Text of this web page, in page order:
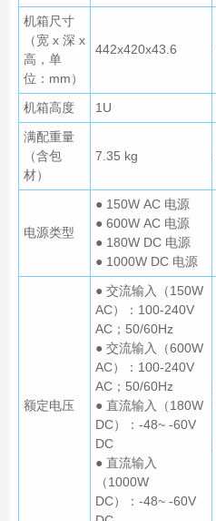
机箱尺寸
（宽 x 深 x
高，单
位：mm）
442x420x43.6
机箱高度 1U
满配重量
（含包
材）
7.35 kg
电源类型
● 150W AC 电源
● 600W AC 电源
● 180W DC 电源
● 1000W DC 电源
额定电压
● 交流输入（150W
AC）：100-240V
AC；50/60Hz
● 交流输入（600W
AC）：100-240V
AC；50/60Hz
● 直流输入（180W
DC）：-48~ -60V
DC
● 直流输入
（1000W
DC）：-48~ -60V